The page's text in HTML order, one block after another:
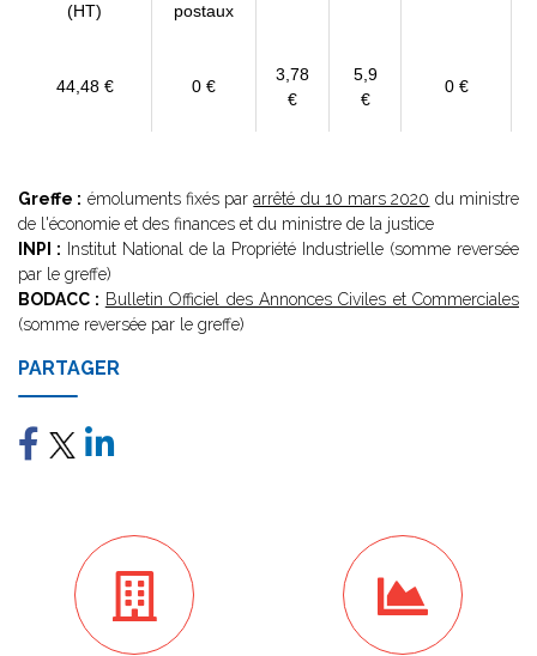
(HT)
postaux
44,48 € 0 €
3,78
€
5,9
€
0 €
Greffe : émoluments fixés pararrêté du 10 mars 2020 du ministre
de l'économie et des finances et du ministre de la justice
INPI : Institut National de la Propriété Industrielle (somme reversée
par le greffe)
BODACC : Bulletin Officiel des Annonces Civiles et Commerciales
(somme reversée par le greffe)
PARTAGER